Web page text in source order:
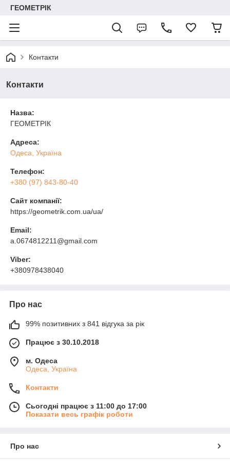
ГЕОМЕТРІК
Контакти
Контакти
Назва:
ГЕОМЕТРІК
Адреса:
Одеса, Україна
Телефон:
+380 (97) 843-80-40
Сайт компанії:
https://geometrik.com.ua/ua/
Email:
a.0674812211@gmail.com
Viber:
+380978438040
Про нас
99% позитивних з 841 відгука за рік
Працює з 30.10.2018
м. Одеса
Одеса, Україна
Контакти
Сьогодні працює з 11:00 до 17:00
Показати весь графік роботи
Про нас